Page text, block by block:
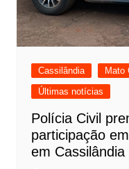
Cassilândia Mato
Últimas notícias
Polícia Civil
participação
em Cassilândia